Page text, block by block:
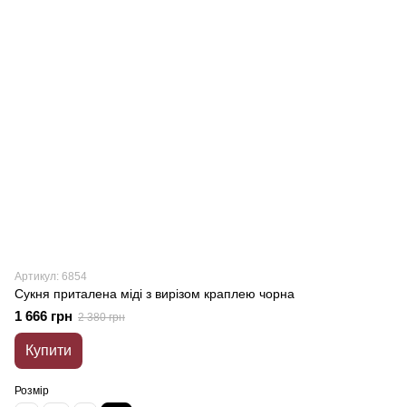
Артикул: 6854
Сукня приталена міді з вирізом краплею чорна
1 666 грн 2 380 грн
Купити
Розмір